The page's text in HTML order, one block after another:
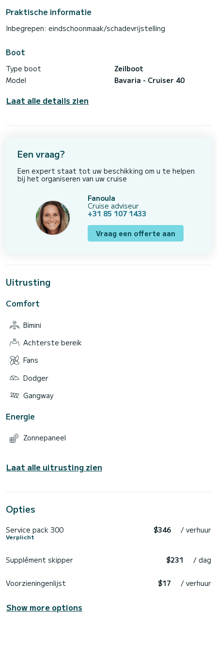
Praktische informatie
Inbegrepen: eindschoonmaak/schadevrijstelling
Boot
Type boot
Zeilboot
Model
Bavaria - Cruiser 40
Laat alle details zien
Een vraag?
Een expert staat tot uw beschikking om u te helpen
bij het organiseren van uw cruise
Fanoula
Cruise adviseur
+31 85 107 1433
Vraag een offerte aan
Uitrusting
Comfort
Bimini
Achterste bereik
Fans
Dodger
Gangway
Energie
Zonnepaneel
Laat alle uitrusting zien
Opties
Service pack 300
Verplicht
$346 / verhuur
Supplément skipper $231 / dag
Voorzieningenlijst $17 / verhuur
Show more options